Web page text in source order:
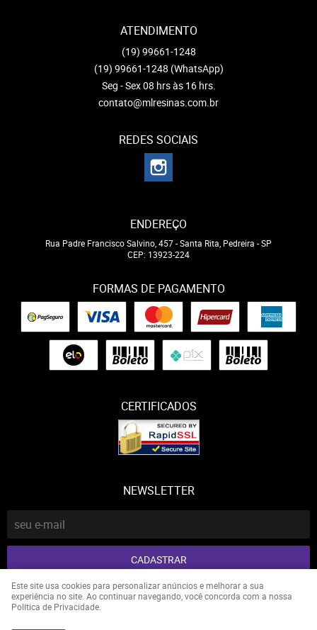
ATENDIMENTO
(19) 99661-1248
(19) 99661-1248 (WhatsApp)
Seg - Sex 08 hrs às 16 hrs.
contato@mlresinas.com.br
REDES SOCIAIS
ENDEREÇO
Rua Padre Francisco Salvino, 457-Santa Rita, Pedreira -SP
CEP: 13923-224
FORMAS DE PAGAMENTO
CERTIFICADOS
NEWSLETTER
CADASTRAR
Larissa Estefani Bueno vendrame CNPJ: 26.157.184/0001-91
Este site usa cookies para personalizar anúncios e melhorar a sua
experiência no site. Ao continuar navegando, você concorda com a nossa
Política de Privacidade.